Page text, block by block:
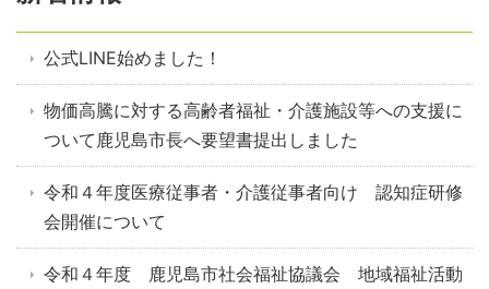
公式LINE始めました！
物価高騰に対する高齢者福祉・介護施設等への支援に
ついて鹿児島市長へ要望書提出しました
令和４年度医療従事者・介護従事者向け 認知症研修
会開催について
令和４年度 鹿児島市社会福祉協議会 地域福祉活動